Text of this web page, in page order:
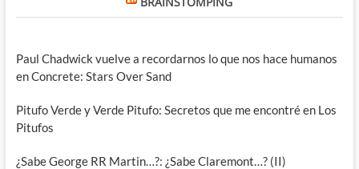
Paul Chadwick vuelve a recordarnos lo que nos hace humanos
en Concrete: Stars Over Sand
Pitufo Verde y Verde Pitufo: Secretos que me encontré en Los
Pitufos
¿Sabe George RR Martin…?: ¿Sabe Claremont…? (II)